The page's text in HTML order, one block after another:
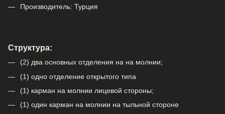
Производитель: Турция
Структура:
(2) два основных отделения на на молнии;
(1) одно отделение открытого типа
(1) карман на молнии лицевой стороны;
(1) один карман на молнии на тыльной стороне